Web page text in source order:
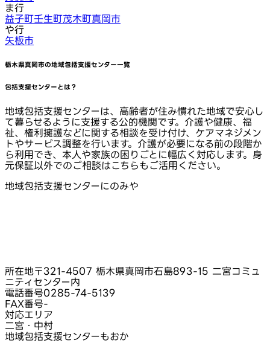
ま行
益子町壬生町茂木町真岡市
や行
矢板市
栃木県真岡市の地域包括支援センター一覧
包括支援センターとは？
地域包括支援センターは、高齢者が住み慣れた地域で安心し
て暮らせるように支援する公的機関です。介護や健康、福
祉、権利擁護などに関する相談を受け付け、ケアマネジメン
トやサービス調整を行います。介護が必要になる前の段階か
ら利用でき、本人や家族の困りごとに幅広く対応します。身
元保証以外でのご相談はこちらもご活用ください。
地域包括支援センターにのみや
所在地〒321-4507 栃木県真岡市石島893-15 二宮コミュ
ニティセンター内
電話番号0285-74-5139
FAX番号-
対応エリア
二宮・中村
地域包括支援センターもおか